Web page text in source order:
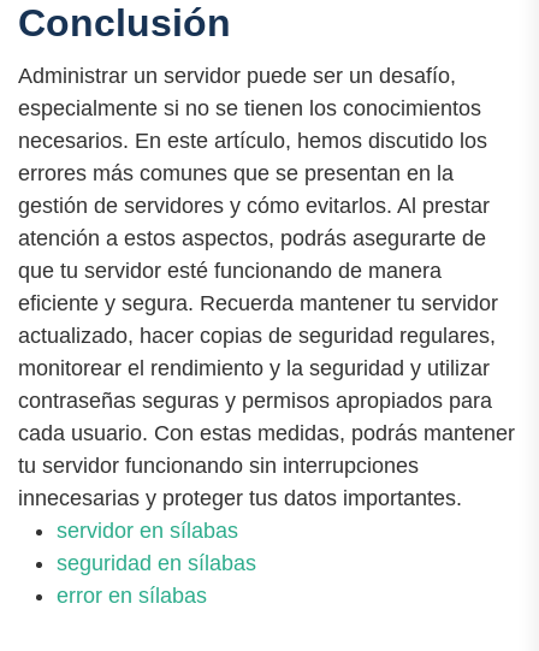
Conclusión
Administrar un servidor puede ser un desafío,
especialmente si no se tienen los conocimientos
necesarios. En este artículo, hemos discutido los
errores más comunes que se presentan en la
gestión de servidores y cómo evitarlos. Al prestar
atención a estos aspectos, podrás asegurarte de
que tu servidor esté funcionando de manera
eficiente y segura. Recuerda mantener tu servidor
actualizado, hacer copias de seguridad regulares,
monitorear el rendimiento y la seguridad y utilizar
contraseñas seguras y permisos apropiados para
cada usuario. Con estas medidas, podrás mantener
tu servidor funcionando sin interrupciones
innecesarias y proteger tus datos importantes.
servidor en sílabas
seguridad en sílabas
error en sílabas